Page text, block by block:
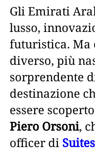
Gli Emirati
lusso,
futuristica. Ma
diverso, più
sorprendente
destinazione
essere
Piero Orsoni,
officer di